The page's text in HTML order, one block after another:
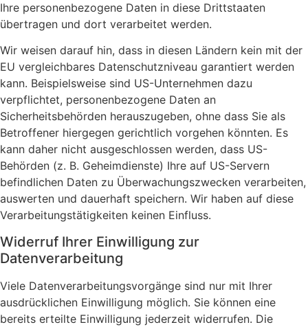
Ihre personenbezogene Daten in diese Drittstaaten
übertragen und dort verarbeitet werden.
Wir weisen darauf hin, dass in diesen Ländern kein mit der
EU vergleichbares Datenschutzniveau garantiert werden
kann. Beispielsweise sind US-Unternehmen dazu
verpflichtet, personenbezogene Daten an
Sicherheitsbehörden herauszugeben, ohne dass Sie als
Betroffener hiergegen gerichtlich vorgehen könnten. Es
kann daher nicht ausgeschlossen werden, dass US-
Behörden (z. B. Geheimdienste) Ihre auf US-Servern
befindlichen Daten zu Überwachungszwecken verarbeiten,
auswerten und dauerhaft speichern. Wir haben auf diese
Verarbeitungstätigkeiten keinen Einfluss.
Widerruf Ihrer Einwilligung zur
Datenverarbeitung
Viele Datenverarbeitungsvorgänge sind nur mit Ihrer
ausdrücklichen Einwilligung möglich. Sie können eine
bereits erteilte Einwilligung jederzeit widerrufen. Die